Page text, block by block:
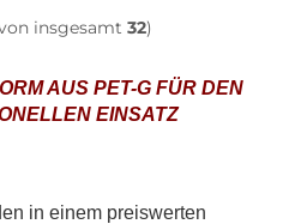
insgesamt 32)
AUS PET-G FÜR DEN
EINSATZ
in einem preiswerten